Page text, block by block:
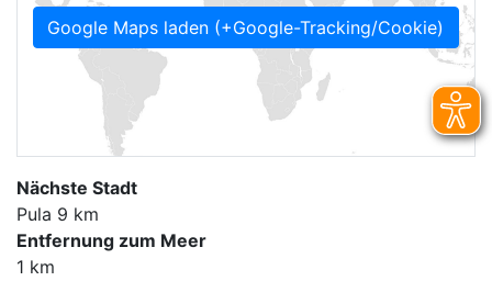
Google Maps laden (+Google-Tracking/Cookie)
Nächste Stadt
Pula 9 km
Entfernung zum Meer
1 km